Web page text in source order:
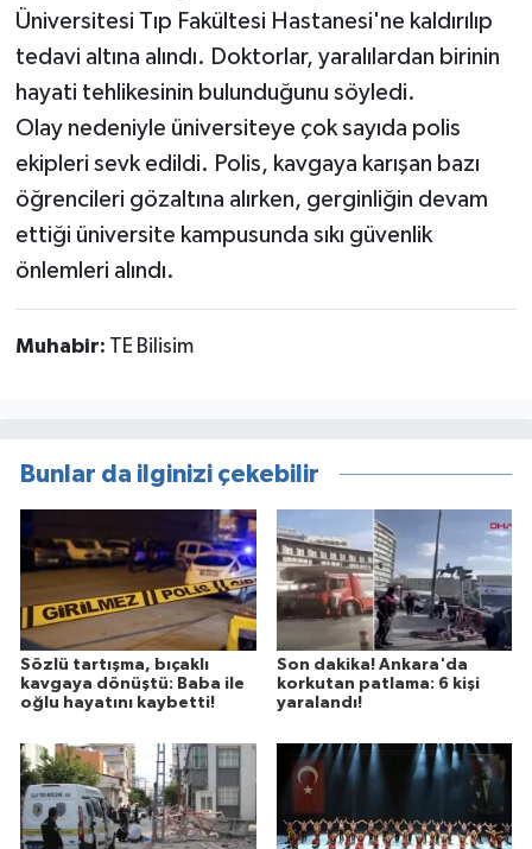
Üniversitesi Tıp Fakültesi Hastanesi'ne kaldırılıp
tedavi altına alındı. Doktorlar, yaralılardan birinin
hayati tehlikesinin bulunduğunu söyledi.
Olay nedeniyle üniversiteye çok sayıda polis
ekipleri sevk edildi. Polis, kavgaya karışan bazı
öğrencileri gözaltına alırken, gerginliğin devam
ettiği üniversite kampusunda sıkı güvenlik
önlemleri alındı.
Muhabir: TE Bilisim
Bunlar da ilginizi çekebilir
Sözlü tartışma, bıçaklı
kavgaya dönüştü: Baba ile
oğlu hayatını kaybetti!
Son dakika! Ankara'da
korkutan patlama: 6 kişi
yaralandı!